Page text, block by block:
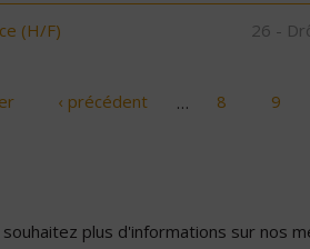
(H/F) 26 -
‹ précédent … 8 9
souhaitez plus d'informations sur nos